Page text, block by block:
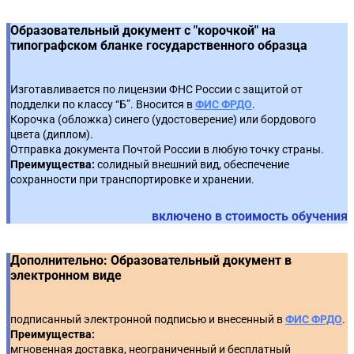
3
Административная и дисциплинарная
ответственность за нарушения
4
уполномоченных органов
5 Исправление типичных ошибок в отчётности
Образовательный документ с "корочкой" на
типографском бланке государственного образца
Изготавливается по лицензии ФНС России с защитой от
подделки по классу “Б”. Вносится вФИС ФРДО.
Корочка (обложка) синего (удостоверение) или бордового
цвета (диплом).
Отправка документа Почтой России в любую точку страны.
Преимущества: солидный внешний вид, обеспечение
сохранности при транспортировке и хранении.
включено в стоимость обучения
Дополнительно: Образовательный документ в
электронном виде
подписанный электронной подписью и внесенный вФИС ФРДО.
Преимущества:
мгновенная доставка, неограниченный и бесплатный